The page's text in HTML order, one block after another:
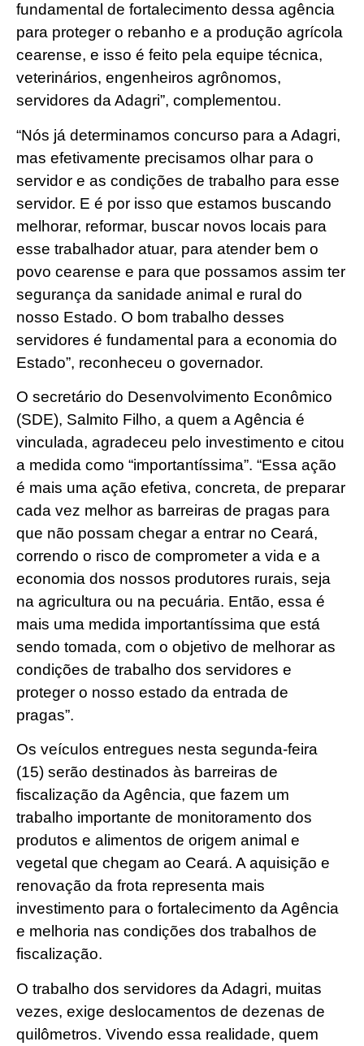
fundamental de fortalecimento dessa agência
para proteger o rebanho e a produção agrícola
cearense, e isso é feito pela equipe técnica,
veterinários, engenheiros agrônomos,
servidores da Adagri”, complementou.
“Nós já determinamos concurso para a Adagri,
mas efetivamente precisamos olhar para o
servidor e as condições de trabalho para esse
servidor. E é por isso que estamos buscando
melhorar, reformar, buscar novos locais para
esse trabalhador atuar, para atender bem o
povo cearense e para que possamos assim ter
segurança da sanidade animal e rural do
nosso Estado. O bom trabalho desses
servidores é fundamental para a economia do
Estado”, reconheceu o governador.
O secretário do Desenvolvimento Econômico
(SDE), Salmito Filho, a quem a Agência é
vinculada, agradeceu pelo investimento e citou
a medida como “importantíssima”. “Essa ação
é mais uma ação efetiva, concreta, de preparar
cada vez melhor as barreiras de pragas para
que não possam chegar a entrar no Ceará,
correndo o risco de comprometer a vida e a
economia dos nossos produtores rurais, seja
na agricultura ou na pecuária. Então, essa é
mais uma medida importantíssima que está
sendo tomada, com o objetivo de melhorar as
condições de trabalho dos servidores e
proteger o nosso estado da entrada de
pragas”.
Os veículos entregues nesta segunda-feira
(15) serão destinados às barreiras de
fiscalização da Agência, que fazem um
trabalho importante de monitoramento dos
produtos e alimentos de origem animal e
vegetal que chegam ao Ceará. A aquisição e
renovação da frota representa mais
investimento para o fortalecimento da Agência
e melhoria nas condições dos trabalhos de
fiscalização.
O trabalho dos servidores da Adagri, muitas
vezes, exige deslocamentos de dezenas de
quilômetros. Vivendo essa realidade, quem